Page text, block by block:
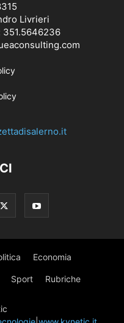
Livrieri
351.5646236
Economia
Sport Rubriche